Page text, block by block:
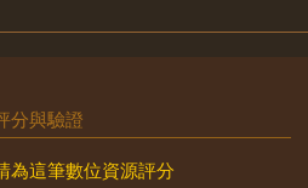
分與驗證
為這筆數位資源評分